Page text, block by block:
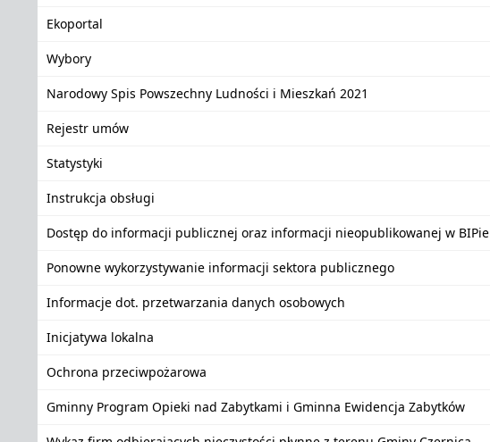
Ekoportal
Wybory
Narodowy Spis Powszechny Ludności i Mieszkań 2021
Rejestr umów
Statystyki
Instrukcja obsługi
Dostęp do informacji publicznej oraz informacji nieopublikowanej w BIPie
Ponowne wykorzystywanie informacji sektora publicznego
Informacje dot. przetwarzania danych osobowych
Inicjatywa lokalna
Ochrona przeciwpożarowa
Gminny Program Opieki nad Zabytkami i Gminna Ewidencja Zabytków